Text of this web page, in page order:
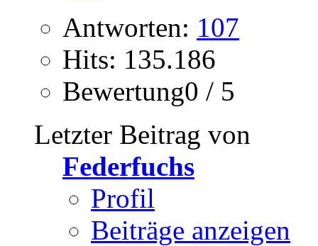
Antworten: 107
Hits: 135.186
Bewertung0 / 5
Letzter Beitrag von
Federfuchs
Profil
Beiträge anzeigen